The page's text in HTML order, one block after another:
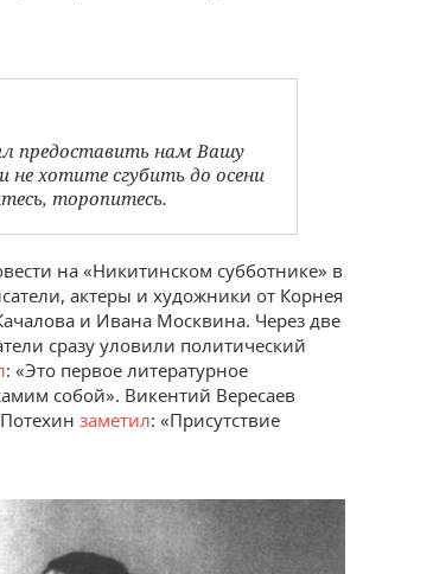
предоставить нам Вашу
не хотите сгубить до осени
торопитесь.
на «Никитинском субботнике» в
актеры и художники от Корнея
и Ивана Москвина. Через две
сразу уловили политический
: «Это первое литературное
собой». Викентий Вересаев
заметил: «Присутствие